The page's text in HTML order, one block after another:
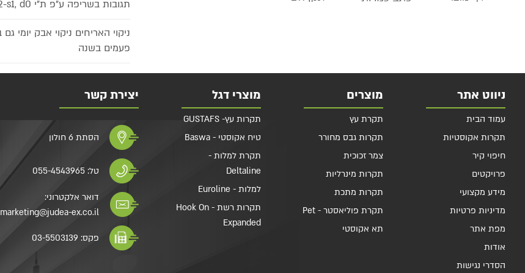
תגובות בשריפה ע"פ ת"י A2-s1, d0.
פעמים בשנה
ניווט אתר
עמוד הבית
תקרות אקוסטיות
חיפוי קיר
פרויקטים
מידע מקצועי
מדיניות פרטיות
מפת אתר
אודות
הסדרי נגישות
מוצרים
תקרת עץ
תקרות גבס מחורר
צמר זכוכית
תקרות מינרליות
תקרות מתכת
תקרת פוליאסטר - Pet
תא אקוסטי
מוצרי דגל
תקרות עץ- GUSTAFS
טיח אקוסטי - Baswa
תקרת למלות -
Deltaline
למלות - Euroline
תקרות רשת - Hook On
Expanded
יצירת קשר
הסתת 6 חולון
טל: 055-4543965
דואר אלקטרוני:
marketing@judea-ex.co.il
פקס: 03-5503139